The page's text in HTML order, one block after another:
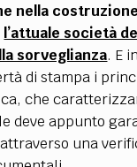
nella
l’attuale società
sorveglianza. E
di stampa i
che
deve appunto
una